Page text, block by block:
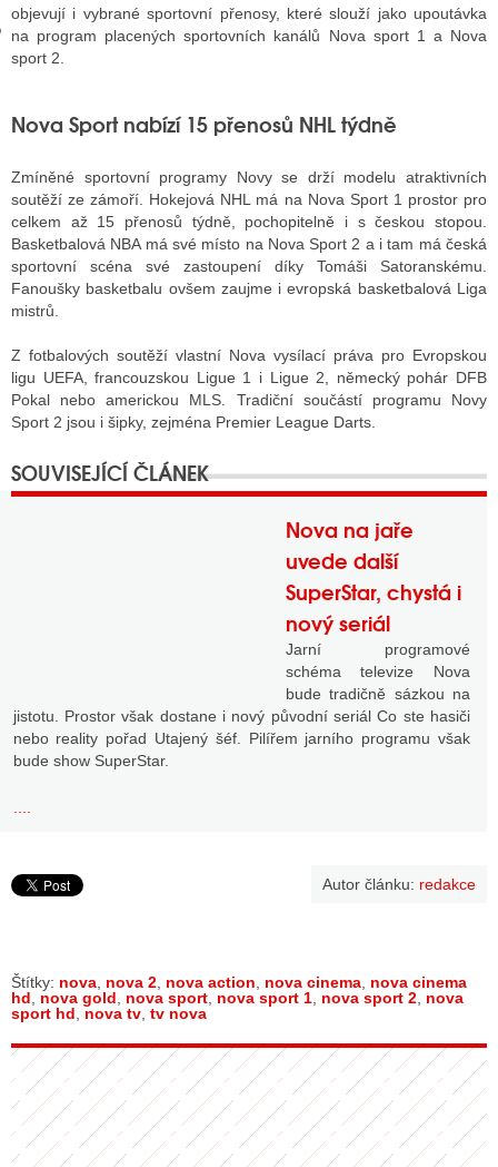
STARŠÍCH DISKUZÍ
objevují i vybrané sportovní přenosy, které slouží jako upoutávka
na program placených sportovních kanálů Nova sport 1 a Nova
sport 2.
Nova Sport nabízí 15 přenosů NHL týdně
Zmíněné sportovní programy Novy se drží modelu atraktivních
soutěží ze zámoří. Hokejová NHL má na Nova Sport 1 prostor pro
celkem až 15 přenosů týdně, pochopitelně i s českou stopou.
Basketbalová NBA má své místo na Nova Sport 2 a i tam má česká
sportovní scéna své zastoupení díky Tomáši Satoranskému.
Fanoušky basketbalu ovšem zaujme i evropská basketbalová Liga
mistrů.
Z fotbalových soutěží vlastní Nova vysílací práva pro Evropskou
ligu UEFA, francouzskou Ligue 1 i Ligue 2, německý pohár DFB
Pokal nebo americkou MLS. Tradiční součástí programu Novy
Sport 2 jsou i šipky, zejména Premier League Darts.
Nova na jaře
uvede další
SuperStar, chystá i
nový seriál
Jarní programové
schéma televize Nova
bude tradičně sázkou na
jistotu. Prostor však dostane i nový původní seriál Co ste hasiči
nebo reality pořad Utajený šéf. Pilířem jarního programu však
bude show SuperStar.
Autor článku: redakce
Štítky: nova nova 2 nova action nova cinema nova cinema
hd
nova gold nova sport nova sport 1 nova sport 2 nova
sport hd
nova tv tv nova